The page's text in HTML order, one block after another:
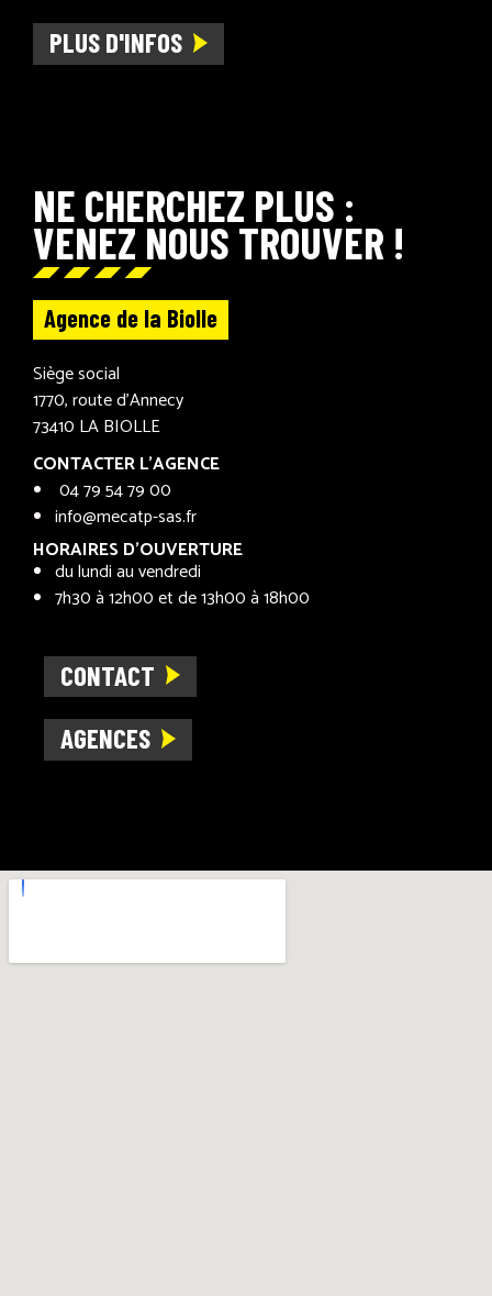
PLUS D'INFOS
NE CHERCHEZ PLUS :
VENEZ NOUS TROUVER !
Agence de la Biolle
Siège social
1770, route d’Annecy
73410 LA BIOLLE
CONTACTER L’AGENCE
04 79 54 79 00
info@mecatp-sas.fr
HORAIRES D’OUVERTURE
du lundi au vendredi
7h30 à 12h00 et de 13h00 à 18h00
CONTACT
AGENCES